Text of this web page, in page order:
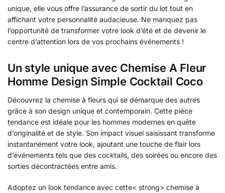
unique, elle vous offre l’assurance de sortir du lot tout en
affichant votre personnalité audacieuse. Ne manquez pas
l’opportunité de transformer votre look d’été et de devenir le
centre d’attention lors de vos prochains événements !
Un style unique avec Chemise A Fleur
Homme Design Simple Cocktail Coco
Découvrez la chemise à fleurs qui se démarque des autres
grâce à son design unique et contemporain. Cette pièce
tendance est idéale pour les hommes modernes en quête
d’originalité et de style. Son impact visuel saisissant transforme
instantanément votre look, ajoutant une touche de flair lors
d’événements tels que des cocktails, des soirées ou encore des
sorties décontractées entre amis.
Adoptez un look tendance avec cette< strong> chemise à